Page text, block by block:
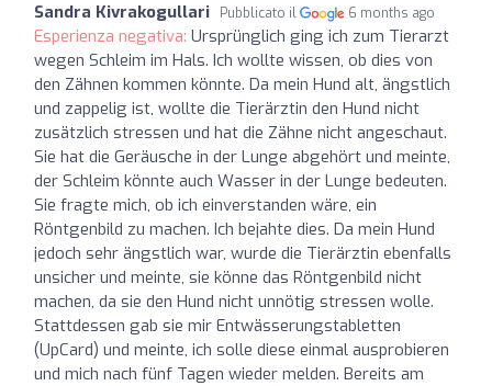
Sandra Kivrakogullari Pubblicato il 6 months ago
Esperienza negativa: Ursprünglich ging ich zum Tierarzt
wegen Schleim im Hals. Ich wollte wissen, ob dies von
den Zähnen kommen könnte. Da mein Hund alt, ängstlich
und zappelig ist, wollte die Tierärztin den Hund nicht
zusätzlich stressen und hat die Zähne nicht angeschaut.
Sie hat die Geräusche in der Lunge abgehört und meinte,
der Schleim könnte auch Wasser in der Lunge bedeuten.
Sie fragte mich, ob ich einverstanden wäre, ein
Röntgenbild zu machen. Ich bejahte dies. Da mein Hund
jedoch sehr ängstlich war, wurde die Tierärztin ebenfalls
unsicher und meinte, sie könne das Röntgenbild nicht
machen, da sie den Hund nicht unnötig stressen wolle.
Stattdessen gab sie mir Entwässerungstabletten
(UpCard) und meinte, ich solle diese einmal ausprobieren
und mich nach fünf Tagen wieder melden. Bereits am